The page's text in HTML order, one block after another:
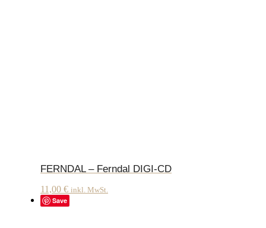
FERNDAL – Ferndal DIGI-CD
11,00 € inkl. MwSt.
Save